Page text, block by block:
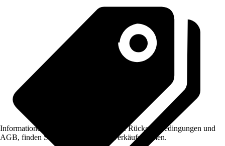
Informationen des Verkäufers, wie z. B. Rückgabebedingungen und
AGB, finden Sie bei Klick auf den Verkäufernamen.